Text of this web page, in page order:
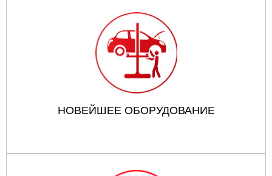
НОВЕЙШЕЕ ОБОРУДОВАНИЕ